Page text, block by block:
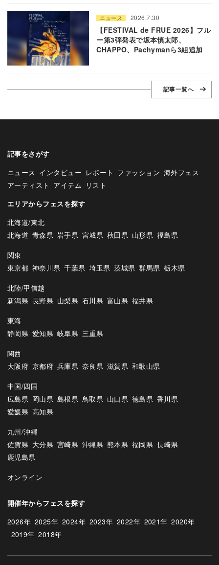
ニュース 2026.7.30
【FESTIVAL de FRUE 2026】フル
ー第3弾発表で坂本慎太郎、
CHAPPO、Pachymanら3組追加
記事一覧へ
記事をさがす
ニュース インタビュー レポート ファッション 海外フェス
アーティスト アイテム リスト
エリアからフェスを探す
北海道/東北
北海道 青森県 岩手県 宮城県 秋田県 山形県 福島県
関東
東京都 神奈川県 千葉県 埼玉県 茨城県 群馬県 栃木県
北陸/甲信越
新潟県 長野県 山梨県 石川県 富山県 福井県
東海
静岡県 愛知県 岐阜県 三重県
関西
大阪府 京都府 兵庫県 奈良県 滋賀県 和歌山県
中国/四国
広島県 岡山県 島根県 鳥取県 山口県 徳島県 香川県
愛媛県 高知県
九州/沖縄
佐賀県 大分県 宮崎県 沖縄県 熊本県 福岡県 長崎県
鹿児島県
オンライン
開催年からフェスを探す
2026年 2025年 2024年 2023年 2022年 2021年 2020年
2019年 2018年